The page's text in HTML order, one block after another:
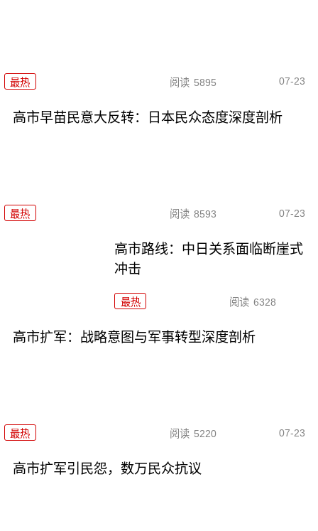
最热 阅读 5895 07-23
高市早苗民意大反转：日本民众态度深度剖析
最热 阅读 8593 07-23
高市路线：中日关系面临断崖式
冲击
最热 阅读 6328
高市扩军：战略意图与军事转型深度剖析
最热 阅读 5220 07-23
高市扩军引民怨，数万民众抗议